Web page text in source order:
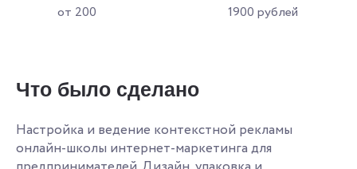
от 200 1900 рублей
Что было сделано
Настройка и ведение контекстной рекламы
онлайн-школы интернет-маркетинга для